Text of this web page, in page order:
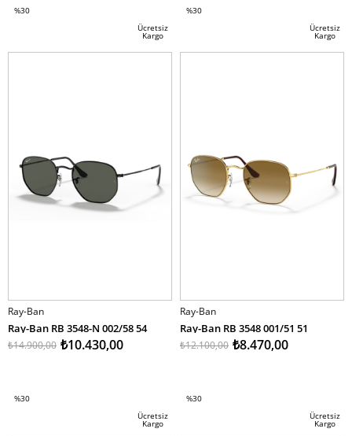
%30
Ücretsiz
Kargo
%30
Ücretsiz
Kargo
Ray-Ban
Ray-Ban RB 3548-N 002/58 54
₺10.430,00
₺14.900,00
%30
Ücretsiz
Kargo
Ray-Ban
Ray-Ban RB 3548 001/51 51
₺8.470,00
₺12.100,00
%30
Ücretsiz
Kargo